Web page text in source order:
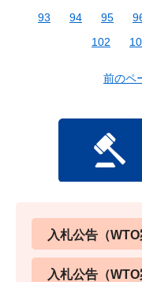
93
94 95
102
前のペ
入札公告（WTO
入札公告（